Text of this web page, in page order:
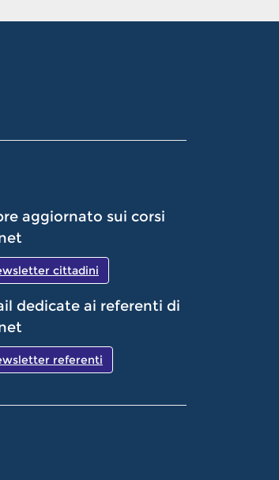
aggiornato sui corsi
cittadini
dedicate ai referenti di
referenti